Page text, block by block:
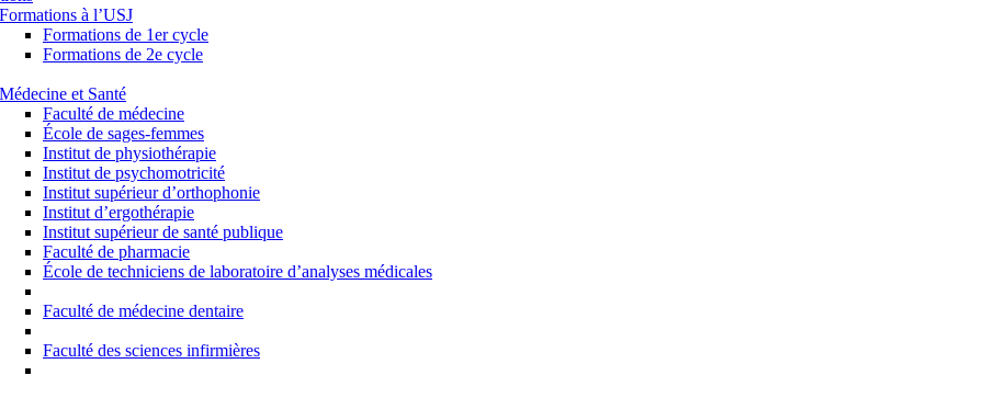
Formations à l’USJ
Formations de 1er cycle
Formations de 2e cycle
Médecine et Santé
Faculté de médecine
École de sages-femmes
Institut de physiothérapie
Institut de psychomotricité
Institut supérieur d’orthophonie
Institut d’ergothérapie
Institut supérieur de santé publique
Faculté de pharmacie
École de techniciens de laboratoire d’analyses médicales
Faculté de médecine dentaire
Faculté des sciences infirmières